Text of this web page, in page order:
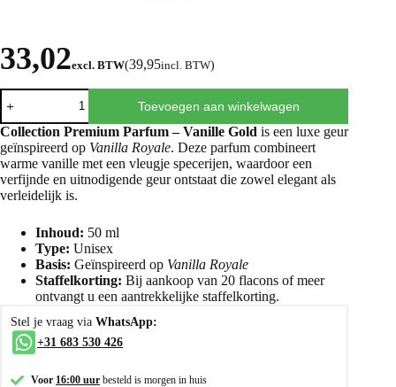
33,02excl. BTW(39,95incl. BTW)
Toevoegen aan winkelwagen
Collection Premium Parfum – Vanille Gold is een luxe geur
geïnspireerd op Vanilla Royale. Deze parfum combineert
warme vanille met een vleugje specerijen, waardoor een
verfijnde en uitnodigende geur ontstaat die zowel elegant als
verleidelijk is.
Inhoud: 50 ml
Type: Unisex
Basis: Geïnspireerd op Vanilla Royale
Staffelkorting: Bij aankoop van 20 flacons of meer
ontvangt u een aantrekkelijke staffelkorting.
Stel je vraag via WhatsApp:
+31 683 530 426
Voor 16:00 uur besteld is morgen in huis